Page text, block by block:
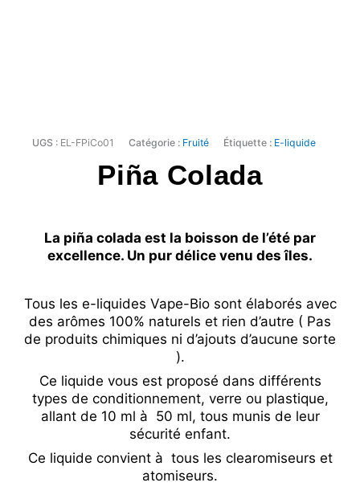
UGS : EL-FPiCo01 Catégorie : Fruité Étiquette : E-liquide
Piña Colada
La piña colada est la boisson de l’été par
excellence. Un pur délice venu des îles.
Tous les e-liquides Vape-Bio sont élaborés avec
des arômes 100% naturels et rien d’autre ( Pas
de produits chimiques ni d’ajouts d’aucune sorte
).
Ce liquide vous est proposé dans différents
types de conditionnement, verre ou plastique,
allant de 10 ml à 50 ml, tous munis de leur
sécurité enfant.
Ce liquide convient à tous les clearomiseurs et
atomiseurs.